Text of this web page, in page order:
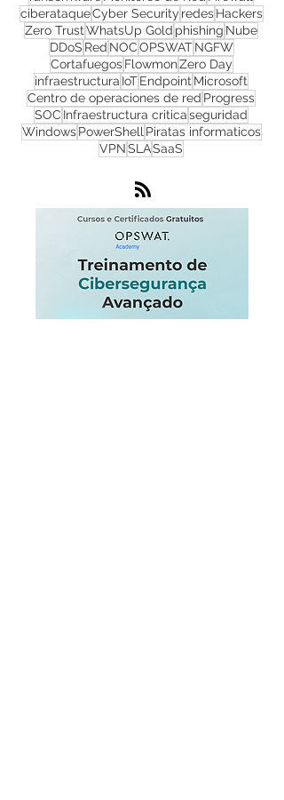
ciberseguridadmalwareTI
Seguridad ciberneticaCheck Point
ransomwareMonitoreo de RedFirewall
ciberataqueCyber SecurityredesHackers
Zero TrustWhatsUp GoldphishingNube
DDoSRedNOCOPSWATNGFW
CortafuegosFlowmonZero Day
infraestructuraIoTEndpointMicrosoft
Centro de operaciones de redProgress
Infraestructura critica
SLA